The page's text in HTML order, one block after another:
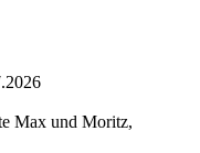
Max und Moritz,